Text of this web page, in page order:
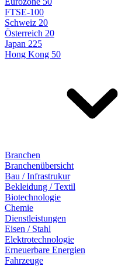
FTSE-100
Schweiz 20
Österreich 20
Japan 225
Hong Kong 50
Branchen
Branchenübersicht
Bau / Infrastrukur
Bekleidung / Textil
Biotechnologie
Chemie
Dienstleistungen
Eisen / Stahl
Elektrotechnologie
Erneuerbare Energien
Fahrzeuge